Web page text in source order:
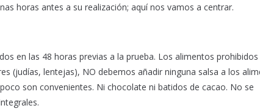
horas antes a su realización; aquí nos vamos a centrar.
en las 48 horas previas a la prueba. Los alimentos prohibidos
(judías, lentejas), NO debemos añadir ninguna salsa a los
son convenientes. Ni chocolate ni batidos de cacao. No se